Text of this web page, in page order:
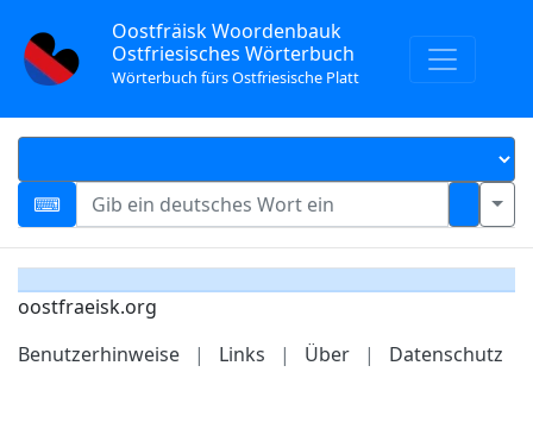
Oostfräisk Woordenbauk
Ostfriesisches Wörterbuch
Wörterbuch fürs Ostfriesische Platt
oostfraeisk.org
Benutzerhinweise
| Links | Über | Datenschutz